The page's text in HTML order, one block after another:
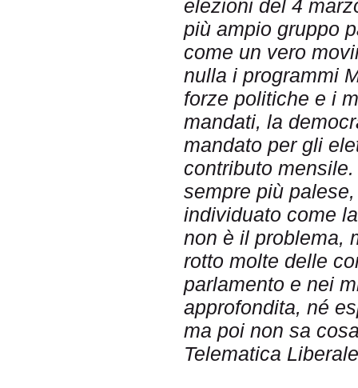
elezioni del 4
più ampio gruppo
come un vero
nulla i programmi
forze politiche e i
mandati, la
mandato per gli
contributo
sempre più
individuato come
non è il problema,
rotto molte delle
parlamento e nei
approfondita, né
ma poi non sa
Telematica